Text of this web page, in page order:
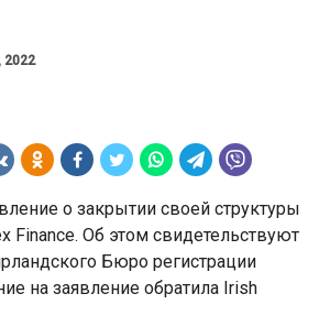
2022
о закрытии своей структуры
Finance. Об этом свидетельствуют
Бюро регистрации
на заявление обратила Irish